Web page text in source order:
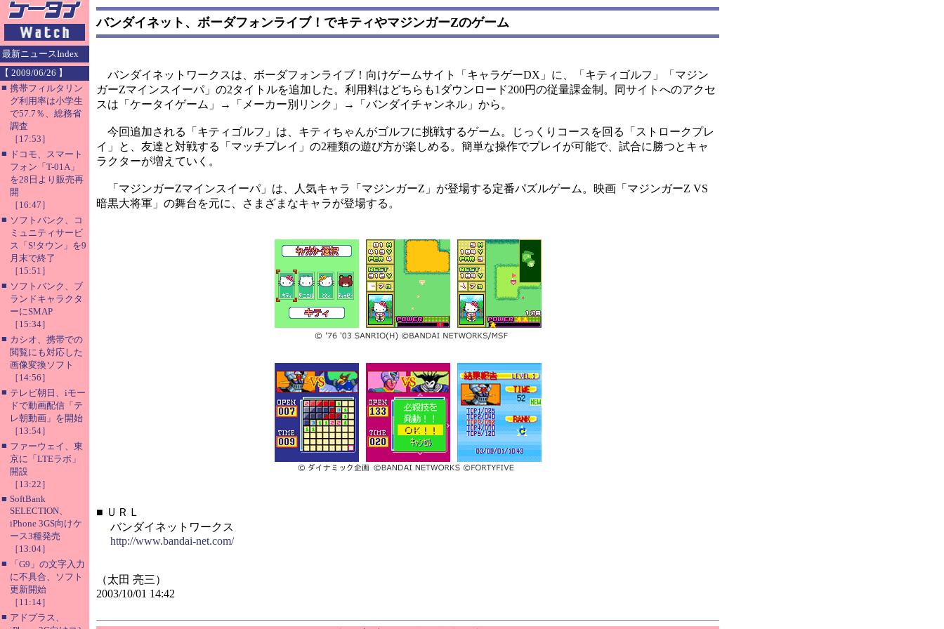
最新ニュースIndex
【 2009/06/26 】
■ 携帯フィルタリン
グ利用率は小学生
で57.7％、総務省
調査
［17:53］
■ ドコモ、スマート
フォン「T-01A」
を28日より販売再
開
［16:47］
■ ソフトバンク、コ
ミュニティサービ
ス「S!タウン」を9
月末で終了
［15:51］
■ ソフトバンク、ブ
ランドキャラクタ
ーにSMAP
［15:34］
■ カシオ、携帯での
閲覧にも対応した
画像変換ソフト
［14:56］
■ テレビ朝日、iモー
ドで動画配信「テ
レ朝動画」を開始
［13:54］
■ ファーウェイ、東
京に「LTEラボ」
開設
［13:22］
■ SoftBank
SELECTION、
iPhone 3GS向けケ
ース3種発売
［13:04］
■
「G9」の文字入力
に不具合、ソフト
更新開始
［11:14］
■ アドプラス、
バンダイネット、ボーダフォンライブ！でキティやマジンガーZのゲーム
バンダイネットワークスは、ボーダフォンライブ！向けゲームサイト「キャラゲーDX」に、「キティゴルフ」「マジン
ガーZマインスイーパ」の2タイトルを追加した。利用料はどちらも1ダウンロード200円の従量課金制。同サイトへのアクセ
スは「ケータイゲーム」→「メーカー別リンク」→「バンダイチャンネル」から。
今回追加される「キティゴルフ」は、キティちゃんがゴルフに挑戦するゲーム。じっくりコースを回る「ストロークプレ
イ」と、友達と対戦する「マッチプレイ」の2種類の遊び方が楽しめる。簡単な操作でプレイが可能で、試合に勝つとキャ
ラクターが増えていく。
「マジンガーZマインスイーパ」は、人気キャラ「マジンガーZ」が登場する定番パズルゲーム。映画「マジンガーZ VS
暗黒大将軍」の舞台を元に、さまざまなキャラが登場する。
■ ＵＲＬ
バンダイネットワークス
http://www.bandai-net.com/
（太田 亮三）
2003/10/01 14:42